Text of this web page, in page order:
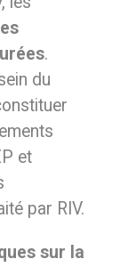
.
du
et
par RIV.
sur la